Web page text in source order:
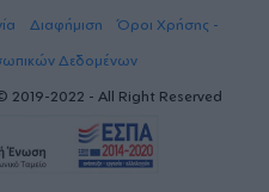
Διαφήμιση
Όροι Χρήσης -
Δεδομένων
2022 - All Right Reserved